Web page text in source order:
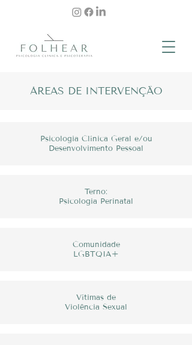
​ÁREAS DE INTERVENÇÃO
Psicologia Clínica Geral e/ou
Desenvolvimento Pessoal
Terno:
Psicologia Perinatal
Comunidade
LGBTQIA+
Vítimas de
Violência Sexual